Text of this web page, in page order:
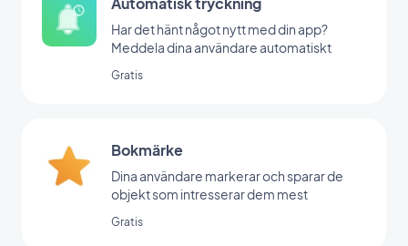
Har det hänt något nytt med din app?
Meddela dina användare automatiskt
Gratis
Bokmärke
Dina användare markerar och sparar de
objekt som intresserar dem mest
Gratis